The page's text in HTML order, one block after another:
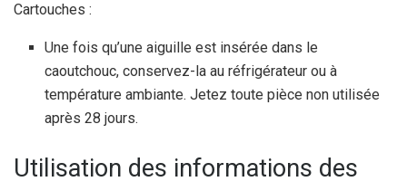
Cartouches :
Une fois qu’une aiguille est insérée dans le
caoutchouc, conservez-la au réfrigérateur ou à
température ambiante. Jetez toute pièce non utilisée
après 28 jours.
Utilisation des informations des